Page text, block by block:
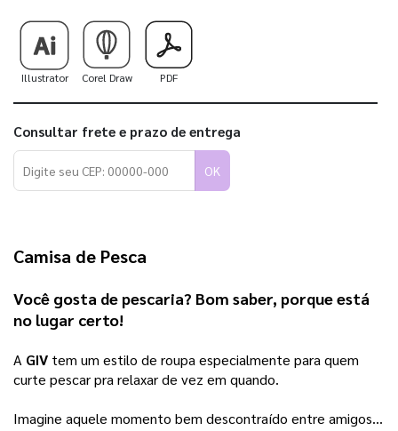
Illustrator Corel Draw PDF
Consultar frete e prazo de entrega
OK
Camisa de Pesca
Você gosta de pescaria? Bom saber, porque está
no lugar certo!
A GIV tem um estilo de roupa especialmente para quem
curte pescar pra relaxar de vez em quando.
Imagine aquele momento bem descontraído entre amigos…